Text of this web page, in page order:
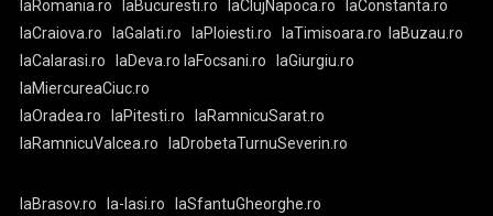
laRomania.ro laBucuresti.ro laClujNapoca.ro
laConstanta.ro
laCraiova.ro
laGalati.ro laPloiesti.ro laTimisoara.ro
laBuzau.ro
laCalarasi.ro
laDeva.ro laFocsani.ro
laGiurgiu.ro
laMiercureaCiuc.ro
laOradea.ro
laPitesti.ro
laRamnicuSarat.ro
laRamnicuValcea.ro
laDrobetaTurnuSeverin.ro
laBrasov.ro la-Iasi.ro laSfantuGheorghe.ro